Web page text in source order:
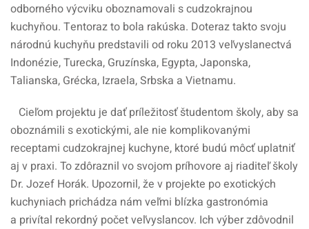
odborného výcviku oboznamovali s cudzokrajnou
kuchyňou. Tentoraz to bola rakúska. Doteraz takto svoju
národnú kuchyňu predstavili od roku 2013 veľvyslanectvá
Indonézie, Turecka, Gruzínska, Egypta, Japonska,
Talianska, Grécka, Izraela, Srbska a Vietnamu.
Cieľom projektu je dať príležitosť študentom školy, aby sa
oboznámili s exotickými, ale nie komplikovanými
receptami cudzokrajnej kuchyne, ktoré budú môcť uplatniť
aj v praxi. To zdôraznil vo svojom príhovore aj riaditeľ školy
Dr. Jozef Horák. Upozornil, že v projekte po exotických
kuchyniach prichádza nám veľmi blízka gastronómia
a privítal rekordný počet veľvyslancov. Ich výber zdôvodnil